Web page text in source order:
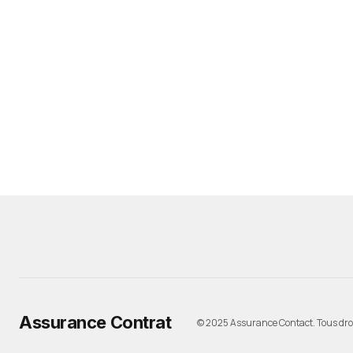
Assurance Contrat © 2025 Assurance Contact. Tous